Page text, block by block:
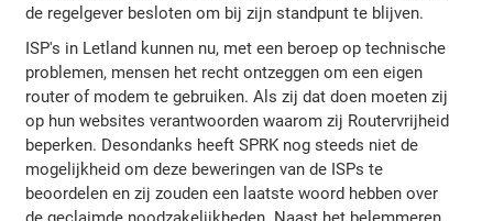
de regelgever besloten om bij zijn standpunt te blijven.
ISP's in Letland kunnen nu, met een beroep op technische
problemen, mensen het recht ontzeggen om een eigen
router of modem te gebruiken. Als zij dat doen moeten zij
op hun websites verantwoorden waarom zij Routervrijheid
beperken. Desondanks heeft SPRK nog steeds niet de
mogelijkheid om deze beweringen van de ISPs te
beoordelen en zij zouden een laatste woord hebben over